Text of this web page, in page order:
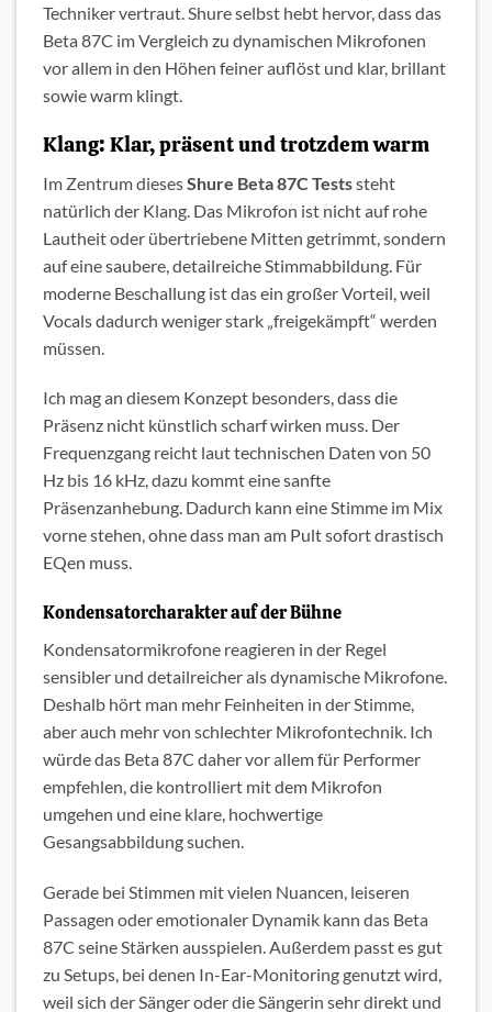
Techniker vertraut. Shure selbst hebt hervor, dass das
Beta 87C im Vergleich zu dynamischen Mikrofonen
vor allem in den Höhen feiner auflöst und klar, brillant
sowie warm klingt.
Klang: Klar, präsent und trotzdem warm
Im Zentrum diesesShure Beta 87C Testssteht
natürlich der Klang. Das Mikrofon ist nicht auf rohe
Lautheit oder übertriebene Mitten getrimmt, sondern
auf eine saubere, detailreiche Stimmabbildung. Für
moderne Beschallung ist das ein großer Vorteil, weil
Vocals dadurch weniger stark „freigekämpft“ werden
müssen.
Ich mag an diesem Konzept besonders, dass die
Präsenz nicht künstlich scharf wirken muss. Der
Frequenzgang reicht laut technischen Daten von 50
Hz bis 16 kHz, dazu kommt eine sanfte
Präsenzanhebung. Dadurch kann eine Stimme im Mix
vorne stehen, ohne dass man am Pult sofort drastisch
EQen muss.
Kondensatorcharakter auf der Bühne
Kondensatormikrofone reagieren in der Regel
sensibler und detailreicher als dynamische Mikrofone.
Deshalb hört man mehr Feinheiten in der Stimme,
aber auch mehr von schlechter Mikrofontechnik. Ich
würde das Beta 87C daher vor allem für Performer
empfehlen, die kontrolliert mit dem Mikrofon
umgehen und eine klare, hochwertige
Gesangsabbildung suchen.
Gerade bei Stimmen mit vielen Nuancen, leiseren
Passagen oder emotionaler Dynamik kann das Beta
87C seine Stärken ausspielen. Außerdem passt es gut
zu Setups, bei denen In-Ear-Monitoring genutzt wird,
weil sich der Sänger oder die Sängerin sehr direkt und